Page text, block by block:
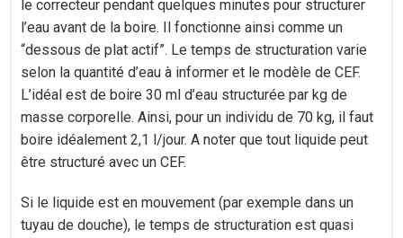
le correcteur pendant quelques minutes pour structurer
l’eau avant de la boire. Il fonctionne ainsi comme un
“dessous de plat actif”. Le temps de structuration varie
selon la quantité d’eau à informer et le modèle de CEF.
L’idéal est de boire 30 ml d’eau structurée par kg de
masse corporelle. Ainsi, pour un individu de 70 kg, il faut
boire idéalement 2,1 l/jour. A noter que tout liquide peut
être structuré avec un CEF.
Si le liquide est en mouvement (par exemple dans un
tuyau de douche), le temps de structuration est quasi